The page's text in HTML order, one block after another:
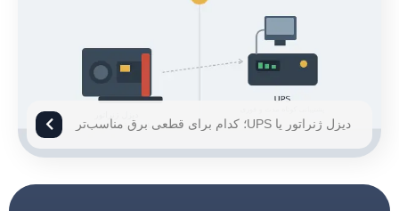
دیزل ژنراتور یا UPS؛ کدام برای قطعی برق مناسب‌تر